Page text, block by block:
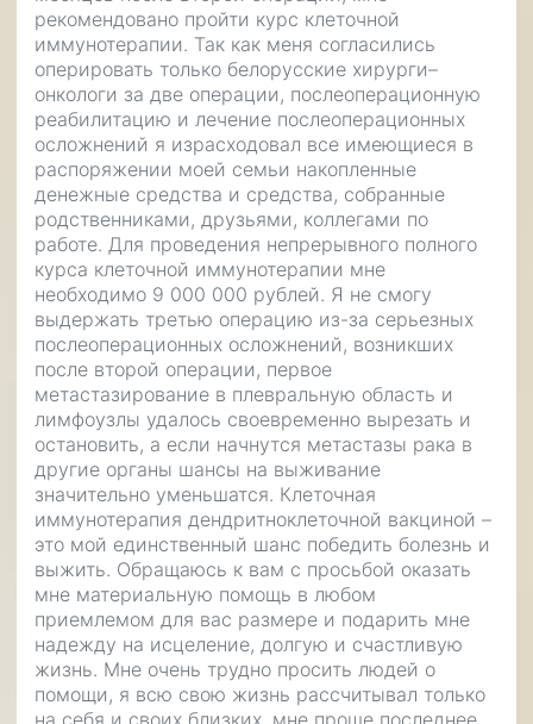
рекомендовано пройти курс клеточной
иммунотерапии. Так как меня согласились
оперировать только белорусские хирурги–
онкологи за две операции, послеоперационную
реабилитацию и лечение послеоперационных
осложнений я израсходовал все имеющиеся в
распоряжении моей семьи накопленные
денежные средства и средства, собранные
родственниками, друзьями, коллегами по
работе. Для проведения непрерывного полного
курса клеточной иммунотерапии мне
необходимо 9 000 000 рублей. Я не смогу
выдержать третью операцию из-за серьезных
послеоперационных осложнений, возникших
после второй операции, первое
метастазирование в плевральную область и
лимфоузлы удалось своевременно вырезать и
остановить, а если начнутся метастазы рака в
другие органы шансы на выживание
значительно уменьшатся. Клеточная
иммунотерапия дендритноклеточной вакциной –
это мой единственный шанс победить болезнь и
выжить. Обращаюсь к вам с просьбой оказать
мне материальную помощь в любом
приемлемом для вас размере и подарить мне
надежду на исцеление, долгую и счастливую
жизнь. Мне очень трудно просить людей о
помощи, я всю свою жизнь рассчитывал только
на себя и своих близких, мне проще последнее